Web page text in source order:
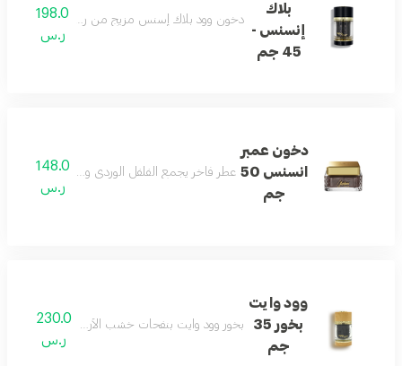
بلاك
إنسنس -
45 جم
دخون وود بلاك إسنس مزيج من روائح عطرية من
198.0
ر.س
دخون عمبر
انسنس 50
جم
عطر فاخر يجمع الفلفل الوردي والكهرمان والعنبر
148.0
ر.س
وود وايت
بخور 35
جم
بخور وود وايت بنفحات خشب الأرز والكراميل
230.0
ر.س